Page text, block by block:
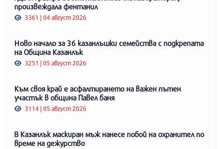
произвеждала фентанил
3361 | 04 август 2026
Ново начало за 36 казанлъшки семейства с подкрепата
на Община Казанлък
3251 | 05 август 2026
Към своя край е асфалтирането на важен пътен
участък в община Павел баня
3114 | 05 август 2026
В Казанлък маскиран мъж нанесе побой на охранител по
време на дежурство